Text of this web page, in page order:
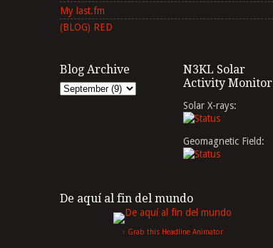
My last.fm
(BLOG) RED
Blog Archive
N3KL Solar
Activity Monitor
Solar X-rays:
Geomagnetic Field:
De aquí al fin del mundo
↑ Grab this Headline Animator